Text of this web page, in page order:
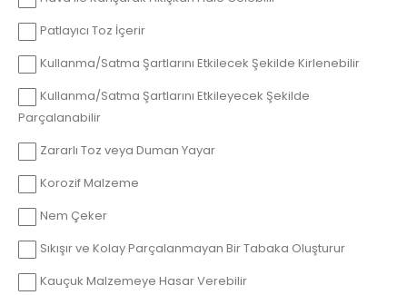
Patlayıcı Toz İçerir
Kullanma/Satma Şartlarını Etkilecek Şekilde Kirlenebilir
Kullanma/Satma Şartlarını Etkileyecek Şekilde
Parçalanabilir
Zararlı Toz veya Duman Yayar
Korozif Malzeme
Nem Çeker
Sıkışır ve Kolay Parçalanmayan Bir Tabaka Oluşturur
Kauçuk Malzemeye Hasar Verebilir